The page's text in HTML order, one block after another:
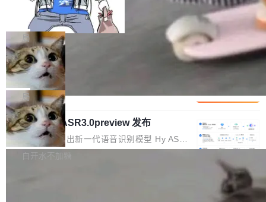
b 安装 支持 Java 8+（8~26）、macOS / Linu
x / Windows / Harmony PC。 # macOS / Linu
x / Harmony PC curl -fsSL https://solon.noea
r.org/solon...
个文件，其规模远超单次模型调用可承载的上下
文窗口。随着项目规模的持续扩张与代码历史的
不断累积，代码仓中的模块关系、接口契约、业
务逻辑等关键信息往往分散于数十乃至数百个文
件之中，形成高度复杂的知识关联网络。传统的
代码检索手段（如关键词匹配、目录遍历）仅能
在语法层面完成文本定位，难以触及代码的语义
内涵与结构关联，导致开发者使用代码智能体在
理解大规模代码仓时面临显著"代码仓理解"瓶
颈。 代码仓深度理解服务（以下简称" CodeBas
e深度理解服务"）是华为云码道（CodeA...
一条“删库”命令跑 17 小时，算法工程
师删光 89TB 数据只为干私活
最高人民检察院8月4日公布了一起案件：北京一
名90后算法工程师王某，为了给自己接的私活腾
服务器空间，删光了公司AI游戏部门的全部核心
数据。 王某2024年1月入职东城区某科技公司AI
短剧部门，有互联网大厂背景。在公司内部架构
调整期间，部门三次通知全员将数据从A集群迁
移到B集群，王某都回复了"收到"。 他没有迁移
数据。2024年9月3日下午4点，他使用此前登录
的账号密码进入A集群，输入了一条被程序员圈
称为"删库跑路"的命令——最高管理员权限、无
局
Cloudflare 分享推理优化实践：KV ca
che 量化 + 权重压缩，吞吐量提升 4
1%，成本降 30%
Kimi 和 GLM 是当前最强的大模型系列之一，但
它们有一个共同的问题：太吃显存了。月之暗面
的 Kimi K 系列和智谱的 GLM 都是长上下文、M
oE 架构的大模型，好用到让人上瘾，但 GPU 显
存永远不够用。 Cloudflare 的 Workers AI 团队
一直在跑这些模型的推理。他们在官方博客上发
局
腾讯混元 Hy ASR3.0preview 发布
腾讯混元正式推出新一代语音识别模型 Hy ASR
3.0preview。基于最新一代大语言模型 Hy3 的
白开水不加糖